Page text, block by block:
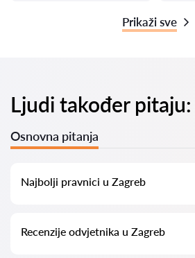
Prikaži sve
Ljudi također pitaju:
Osnovna pitanja
Najbolji pravnici u Zagreb
informacijama. Cijene, recenzije, telefonski
Recenzije odvjetnika u Zagreb